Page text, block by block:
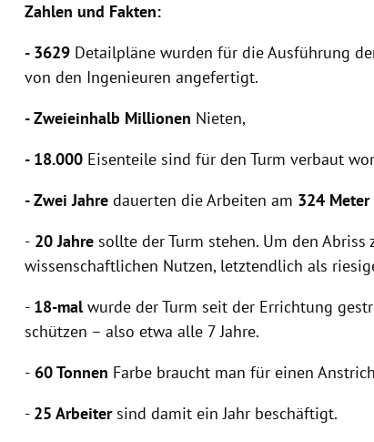
Zahlen und Fakten:
- 3629 Detailpläne wurden für die Ausführung
von den Ingenieuren angefertigt.
- Zweieinhalb Millionen Nieten,
- 18.000 Eisenteile sind für den Turm verbaut
- Zwei Jahre dauerten die Arbeiten am 324 Meter
- 20 Jahre sollte der Turm stehen. Um den Abriss
wissenschaftlichen Nutzen, letztendlich als
- 18-malwurde der Turm seit der Errichtung
schützen – also etwa alle 7 Jahre.
- 60 Tonnen Farbe braucht man für einen
- 25 Arbeitersind damit ein Jahr beschäftigt.